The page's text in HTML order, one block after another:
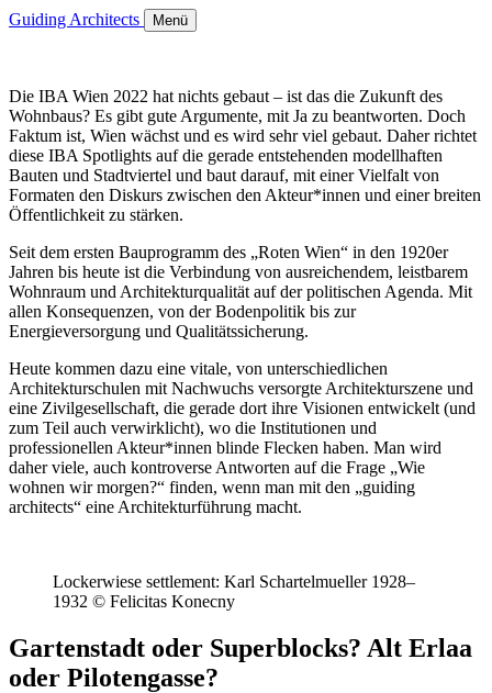
Guiding Architects Menü
Die IBA Wien 2022 hat nichts gebaut – ist das die Zukunft des
Wohnbaus? Es gibt gute Argumente, mit Ja zu beantworten. Doch
Faktum ist, Wien wächst und es wird sehr viel gebaut. Daher richtet
diese IBA Spotlights auf die gerade entstehenden modellhaften
Bauten und Stadtviertel und baut darauf, mit einer Vielfalt von
Formaten den Diskurs zwischen den Akteur*innen und einer breiten
Öffentlichkeit zu stärken.
Seit dem ersten Bauprogramm des „Roten Wien“ in den 1920er
Jahren bis heute ist die Verbindung von ausreichendem, leistbarem
Wohnraum und Architekturqualität auf der politischen Agenda. Mit
allen Konsequenzen, von der Bodenpolitik bis zur
Energieversorgung und Qualitätssicherung.
Heute kommen dazu eine vitale, von unterschiedlichen
Architekturschulen mit Nachwuchs versorgte Architekturszene und
eine Zivilgesellschaft, die gerade dort ihre Visionen entwickelt (und
zum Teil auch verwirklicht), wo die Institutionen und
professionellen Akteur*innen blinde Flecken haben. Man wird
daher viele, auch kontroverse Antworten auf die Frage „Wie
wohnen wir morgen?“ finden, wenn man mit den „guiding
architects“ eine Architekturführung macht.
Lockerwiese settlement: Karl Schartelmueller 1928–
1932 © Felicitas Konecny
Gartenstadt oder Superblocks? Alt Erlaa
oder Pilotengasse?